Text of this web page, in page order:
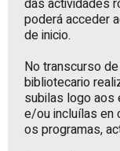
das actividades
poderá acceder
de inicio.
No transcurso
bibliotecario
subilas logo aos
e/ou incluílas en
os programas,